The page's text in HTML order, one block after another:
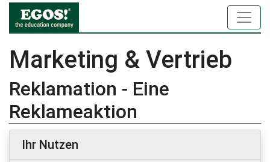
Marketing & Vertrieb
Reklamation - Eine
Reklameaktion
Ihr Nutzen